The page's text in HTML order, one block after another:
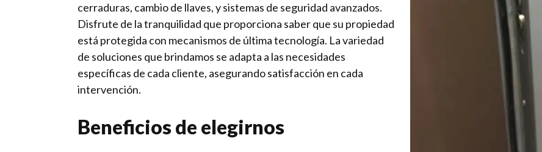
cerraduras, cambio de llaves, y sistemas de seguridad avanzados.
Disfrute de la tranquilidad que proporciona saber que su propiedad
está protegida con mecanismos de última tecnología. La variedad
de soluciones que brindamos se adapta a las necesidades
específicas de cada cliente, asegurando satisfacción en cada
intervención.
Beneficios de elegirnos